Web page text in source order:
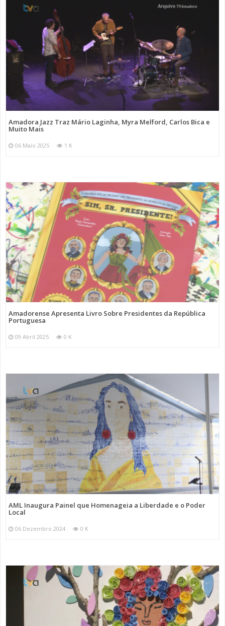
Amadora Jazz Traz Mário Laginha, Myra Melford, Carlos Bica e
Muito Mais
06 Maio 2025 1 K
Amadorense Apresenta Livro Sobre Presidentes da República
Portuguesa
09 Abril 2025 0 K
AML Inaugura Painel que Homenageia a Liberdade e o Poder
Local
06 Dezembro 2024 0 K